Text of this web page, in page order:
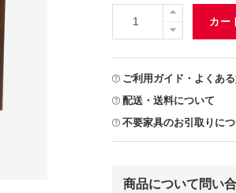
カー
ご利用ガイド・よくあ
配送・送料について
不要家具のお引取りに
商品について問い